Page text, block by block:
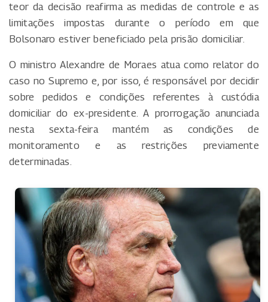
teor da decisão reafirma as medidas de controle e as
limitações impostas durante o período em que
Bolsonaro estiver beneficiado pela prisão domiciliar.
O ministro Alexandre de Moraes atua como relator do
caso no Supremo e, por isso, é responsável por decidir
sobre pedidos e condições referentes à custódia
domiciliar do ex-presidente. A prorrogação anunciada
nesta sexta-feira mantém as condições de
monitoramento e as restrições previamente
determinadas.